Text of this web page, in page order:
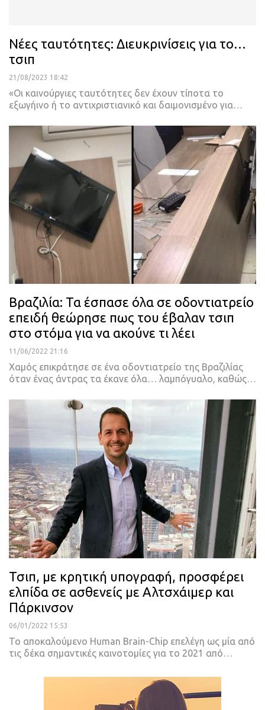
Νέες ταυτότητες: Διευκρινίσεις για το…
τσιπ
21/08/2023 18:42
«Οι καινούργιες ταυτότητες δεν έχουν τίποτα το
εξωγήινο ή το αντιχριστιανικό και δαιμονισμένο για
Βραζιλία: Τα έσπασε όλα σε οδοντιατρείο
επειδή θεώρησε πως του έβαλαν τσιπ
στο στόμα για να ακούνε τι λέει
11/06/2022 21:16
Χαμός επικράτησε σε ένα οδοντιατρείο της Βραζιλίας
όταν ένας άντρας τα έκανε όλα… λαμπόγυαλο, καθώς…
Τσιπ, με κρητική υπογραφή, προσφέρει
ελπίδα σε ασθενείς με Αλτσχάιμερ και
Πάρκινσον
06/01/2022 15:53
Το αποκαλούμενο Human Brain-Chip επελέγη ως μία από
τις δέκα σημαντικές καινοτομίες για το 2021 από